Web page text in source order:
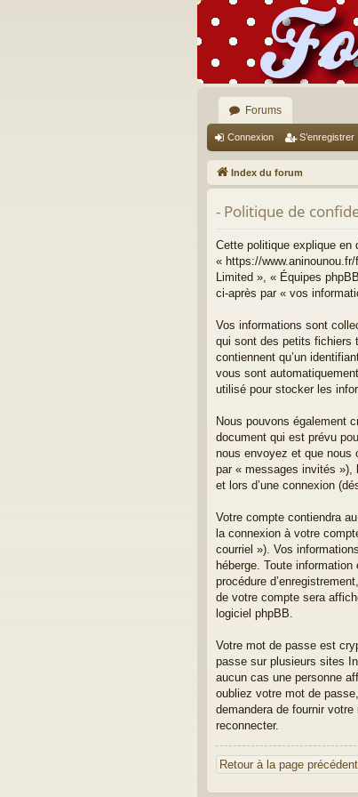
Forums
Connexion S’enregistrer
Index du forum
- Politique de
Cette politique explique
« https://
Limited », « Équipes
ci-après par « vos
Vos informations sont
qui sont des petits fichiers
contiennent qu’un
vous sont
utilisé pour stocker les
Nous pouvons également
document qui est prévu
nous envoyez et que nous
par « messages invités »),
et lors d’une connexion
Votre compte contiendra
la connexion à votre
courriel »). Vos
héberge. Toute
procédure
de votre compte sera
logiciel phpBB.
Votre mot de passe est
passe sur plusieurs sites
aucun cas une personne
oubliez votre mot de
demandera de fournir
reconnecter.
Retour à la page